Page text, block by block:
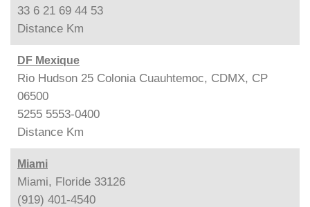
33 6 21 69 44 53
Distance Km
DF Mexique
Rio Hudson 25 Colonia Cuauhtemoc, CDMX, CP
06500
5255 5553-0400
Distance Km
Miami
Miami, Floride 33126
(919) 401-4540